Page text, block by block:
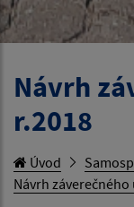
Návrh
r.2018
Úvod
Návrh záverečného